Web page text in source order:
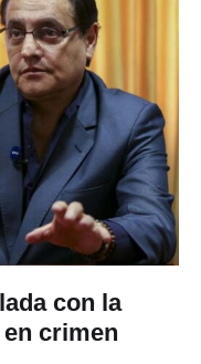
con la
crimen